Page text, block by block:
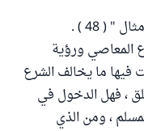
" ( 48 ) .
المعاصي ورؤية
فيها ما يخالف الشرع
، فهل الدخول في
، ومن الذي